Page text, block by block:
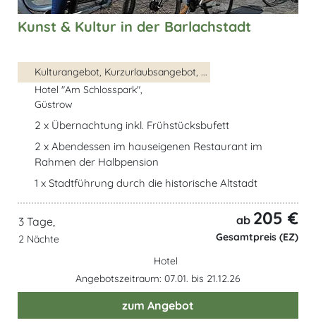
Kunst & Kultur in der Barlachstadt
Kulturangebot, Kurzurlaubsangebot, ...
Hotel "Am Schlosspark",
Güstrow
2 x Übernachtung inkl. Frühstücksbufett
2 x Abendessen im hauseigenen Restaurant im
Rahmen der Halbpension
1 x Stadtführung durch die historische Altstadt
3 Tage,
2 Nächte
ab 205 €
Gesamtpreis (EZ)
Hotel
Angebotszeitraum: 07.01. bis 21.12.26
zum Angebot